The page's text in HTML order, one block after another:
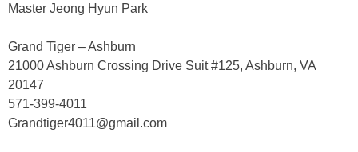
Master Jeong Hyun Park
Grand Tiger – Ashburn
21000 Ashburn Crossing Drive Suit #125, Ashburn, VA
20147
571-399-4011
Grandtiger4011@gmail.com